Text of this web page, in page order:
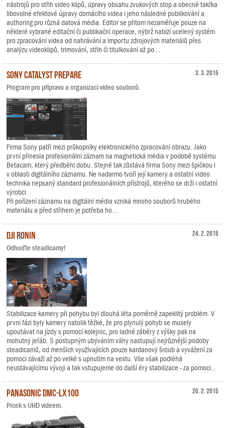
nástrojů pro střih video klipů, úpravy obsahu zvukových stop a obecně takřka
libovolné efektové úpravy domácího videa i jeho následné publikování a
authoring pro různá datová média. Editor se přitom nezaměřuje pouze na
některé vybrané editační či publikační operace, nýbrž nabízí ucelený systém
pro zpracování videa od nahrávání a importu zdrojových materiálů přes
analýzu videoklipů, trimování, střih či titulkování až po...
3. 3. 2015
Sony Catalyst Prepare
Program pro přípravu a organizaci video souborů.
Firma Sony patří mezi průkopníky elektronického zpracování obrazu. Jako
první přinesla profesionální záznam na magnetická média v podobě systému
Betacam, který předběhl dobu. Stejně tak zůstává firma Sony mezi špičkou i
v oblasti digitálního záznamu. Ne nadarmo tvoří její kamery a ostatní video
technika nepsaný standard profesionálních přístrojů, kterého se drží i ostatní
výrobci.
Při pořízení záznamu na digitální média vzniká mnoho souborů hrubého
materiálu a před střihem je potřeba ho...
24. 2. 2015
DJI Ronin
Odhoďte steadicamy!
Stabilizace kamery při pohybu byl dlouhá léta poměrně zapeklitý problém. V
první fázi byly kamery natolik těžké, že pro plynulý pohyb se musely
upoutávat na jízdy s pomocí kolejnic, pro ladné záběry z výšky pak na
mohutný jeřáb. S postupným ubýváním váhy nastupují nejrůznější podoby
steadicamů, od menších využívajících pouze kardanový šroub a vyvážení za
pomoci závaží až po velké s upnutím na vestu. Vše však podléhá
neustávajícímu vývoji a tak vstupujeme do další éry stabilizace - za pomoci...
20. 2. 2015
Panasonic DMC-LX100
Prcek s UHD videem.